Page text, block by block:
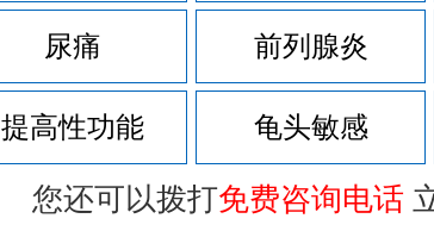
尿痛 前列腺炎
提高性功能 龟头敏感
您还可以拨打免费咨询电话